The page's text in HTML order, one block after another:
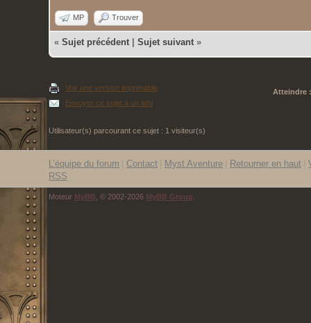
MP Trouver
« Sujet précédent Sujet suivant »
Voir une version imprimable
Envoyer ce sujet à un ami
Atteindre :
Utilisateur(s) parcourant ce sujet : 1 visiteur(s)
L’équipe du forum Contact Myst Aventure Retourner en haut
RSS
Moteur MyBB , © 2002-2026 MyBB Group